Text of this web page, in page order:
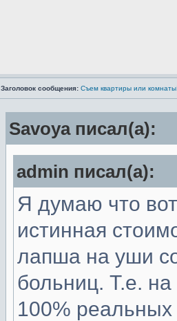
Заголовок сообщения: Съем квартиры или
Savoya писал(а):
admin писал(а):
Я думаю что
истинная
лапша на уши
больниц. Т.е.
100% реальных